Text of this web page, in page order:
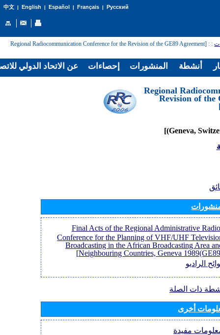
中文| English | Español | Français| Русский
:
: [Regional Radiocommunication Conference for the Revision of the GE89 Agreement
[Regional
Revision of the
[Final Acts of the Regional Administrative Radio
Conference for the Planning of VHF/UHF
Broadcasting in the African Broadcasting Area
Neighbouring Countries, Geneva
الراديو
ذات الصلة
أخرى
مفيدة
عن الاتحاد الدولي إحصاءات المنشورات أنشطة